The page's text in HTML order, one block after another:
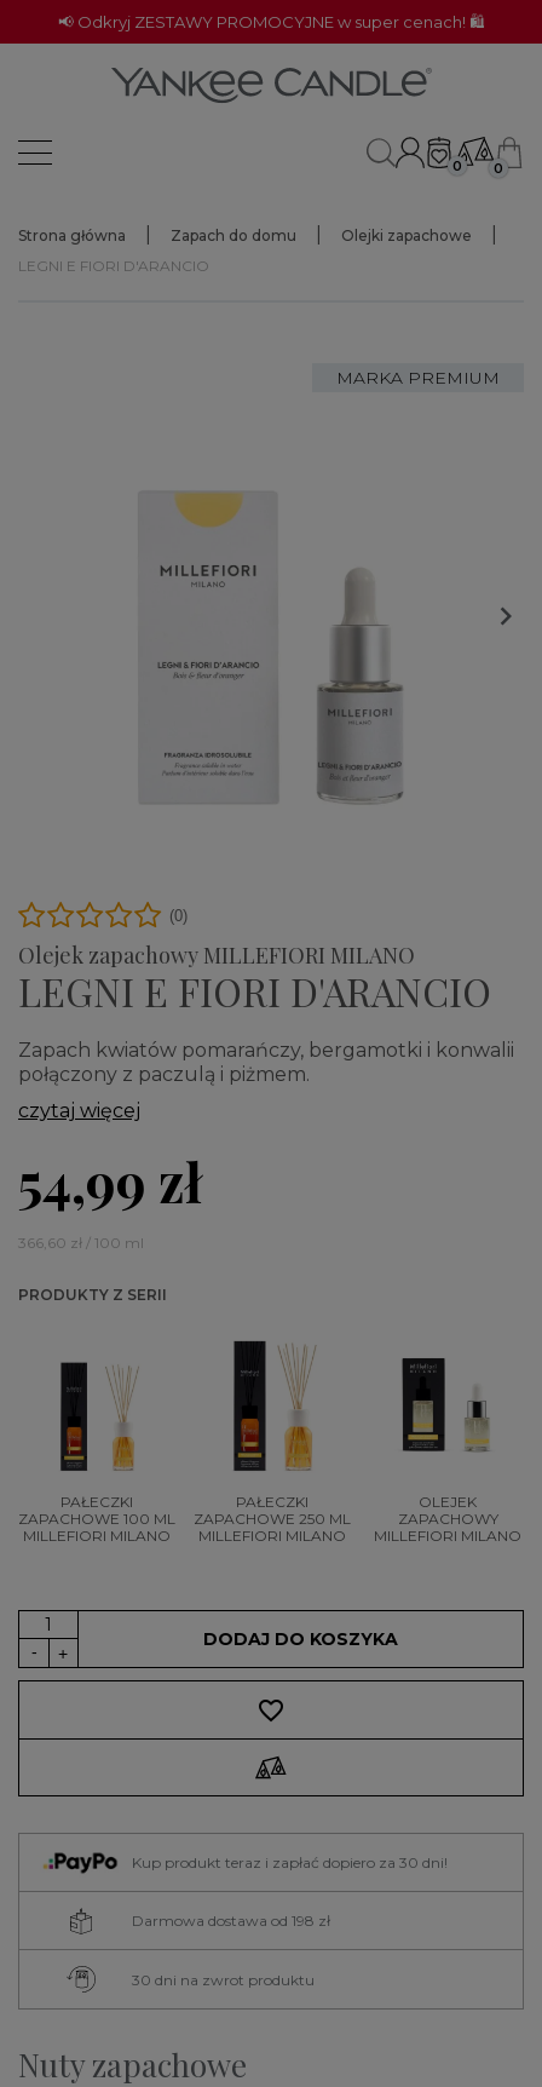
📢 Odkryj ZESTAWY PROMOCYJNE w super cenach! 🛍️
0 0
Strona główna Zapach do domu
Olejki zapachowe
LEGNI E FIORI D'ARANCIO
MARKA PREMIUM

Olejek zapachowy MILLEFIORI MILANO
LEGNI E FIORI D'ARANCIO
(0)
Zapach kwiatów pomarańczy, bergamotki i konwalii
połączony z paczulą i piżmem.
czytaj więcej
54,99 zł
366,60 zł / 100 ml
PRODUKTY Z SERII
PAŁECZKI
ZAPACHOWE 100 ML
MILLEFIORI MILANO
PAŁECZKI
ZAPACHOWE 250 ML
MILLEFIORI MILANO
OLEJEK
ZAPACHOWY
MILLEFIORI MILANO
DODAJ DO KOSZYKA
favorite_border
Kup produkt teraz i zapłać dopiero za 30 dni!
Darmowa dostawa od 198 zł
30 dni na zwrot produktu
Nuty zapachowe